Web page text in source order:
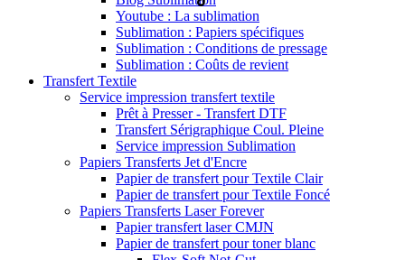
Youtube : La sublimation
Sublimation : Papiers spécifiques
Sublimation : Conditions de pressage
Sublimation : Coûts de revient
Transfert Textile
Service impression transfert textile
Prêt à Presser - Transfert DTF
Transfert Sérigraphique Coul. Pleine
Service impression Sublimation
Papiers Transferts Jet d'Encre
Papier de transfert pour Textile Clair
Papier de transfert pour Textile Foncé
Papiers Transferts Laser Forever
Papier transfert laser CMJN
Papier de transfert pour toner blanc